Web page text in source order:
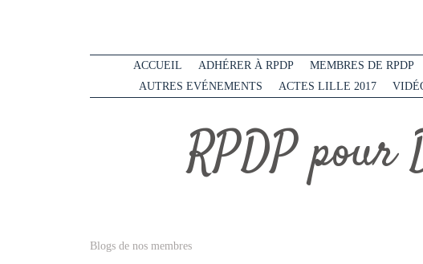
RPDP pour
ACCUEIL ADHÉRER À RPDP MEMBRES DE RPDP
AUTRES EVÉNEMENTS
ACTES LILLE 2017
Blogs de nos membres